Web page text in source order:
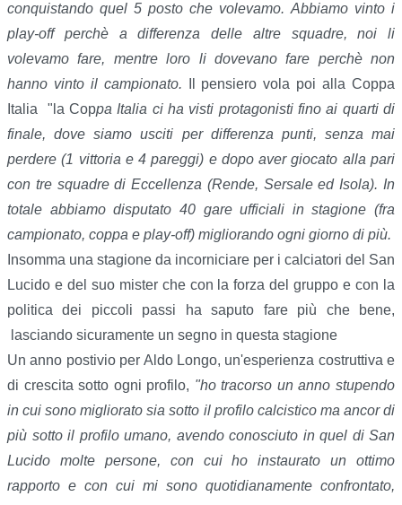
conquistando quel 5 posto che volevamo. Abbiamo vinto i
play-off perchè a differenza delle altre squadre, noi li
volevamo fare, mentre loro li dovevano fare perchè non
hanno vinto il campionato.
Il pensiero vola poi alla Coppa
Italia "la Coppa Italia ci ha visti protagonisti fino ai quarti di
finale, dove siamo usciti per differenza punti, senza mai
perdere (1 vittoria e 4 pareggi) e dopo aver giocato alla pari
con tre squadre di Eccellenza (Rende, Sersale ed Isola). In
totale abbiamo disputato 40 gare ufficiali in stagione (fra
campionato, coppa e play-off) migliorando ogni giorno di più.
Insomma una stagione da incorniciare per i calciatori del San
Lucido e del suo mister che con la forza del gruppo e con la
politica dei piccoli passi ha saputo fare più che bene,
lasciando sicuramente un segno in questa stagione
Un anno postivio per Aldo Longo, un'esperienza costruttiva e
di crescita sotto ogni profilo, "ho tracorso un anno stupendo
in cui sono migliorato sia sotto il profilo calcistico ma ancor di
più sotto il profilo umano, avendo conosciuto in quel di San
Lucido molte persone, con cui ho instaurato un ottimo
rapporto e con cui mi sono quotidianamente confrontato,